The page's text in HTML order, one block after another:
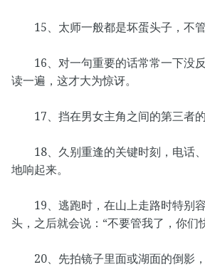
15、太师一般都是坏蛋头子，不管
16、对一句重要的话常常一下没
读一遍，这才大为惊讶。
17、挡在男女主角之间的第三者的
18、久别重逢的关键时刻，电话
地响起来。
19、逃跑时，在山上走路时特别
头，之后就会说：“不要管我了，你们
20、先拍镜子里面或湖面的倒影